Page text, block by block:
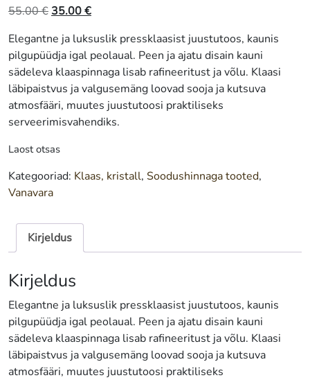
55.00€ Algne
oli:
55.00 €.
35.00€Praegune
on:
35.00 €.
Elegantne ja luksuslik pressklaasist juustutoos, kaunis
pilgupüüdja igal peolaual. Peen ja ajatu disain kauni
sädeleva klaaspinnaga lisab rafineeritust ja võlu. Klaasi
läbipaistvus ja valgusemäng loovad sooja ja kutsuva
atmosfääri, muutes juustutoosi praktiliseks
serveerimisvahendiks.
Laost otsas
Kategooriad: Klaas, kristall, Soodushinnaga tooted,
Vanavara
Kirjeldus
Kirjeldus
Elegantne ja luksuslik pressklaasist juustutoos, kaunis
pilgupüüdja igal peolaual. Peen ja ajatu disain kauni
sädeleva klaaspinnaga lisab rafineeritust ja võlu. Klaasi
läbipaistvus ja valgusemäng loovad sooja ja kutsuva
atmosfääri, muutes juustutoosi praktiliseks